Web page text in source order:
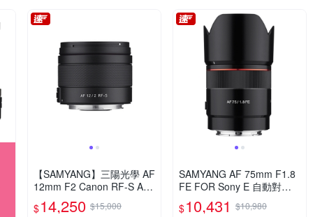
【SAMYANG】三陽光學 AF
12mm F2 Canon RF-S AP
S-C 自動對焦鏡頭 公司貨
$14,250 $15,000
SAMYANG AF 75mm F1.8
FE FOR Sony E 自動對焦
(公司貨)
$10,431 $10,980